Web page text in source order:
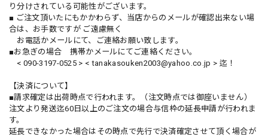
り分けされている可能性がございます。
■ ご注文頂いたにもかかわらず、当店からのメールが確認出来ない場
合は、お手数ですが ご遠慮無く
お電話かメールにて、ご連絡お願い致します。
■お急ぎの場合 携帯かメールにてご連絡ください。
< 090-3197-0525 > < tanakasouken2003@yahoo.co.jp > 迄！
【決済について】
■請求確定は出荷時点で行われます。（注文時点では御座いません）
注文より発送迄60日以上のご注文の場合与信枠の延長申請が行われま
す。
延長できなかった場合はその時点で先行で決済確定させて頂く場合が